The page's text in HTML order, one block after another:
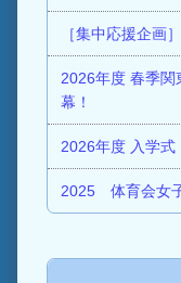
［集中応援企画
2026年度 春季
幕！
2026年度 入学式
2025 体育会女